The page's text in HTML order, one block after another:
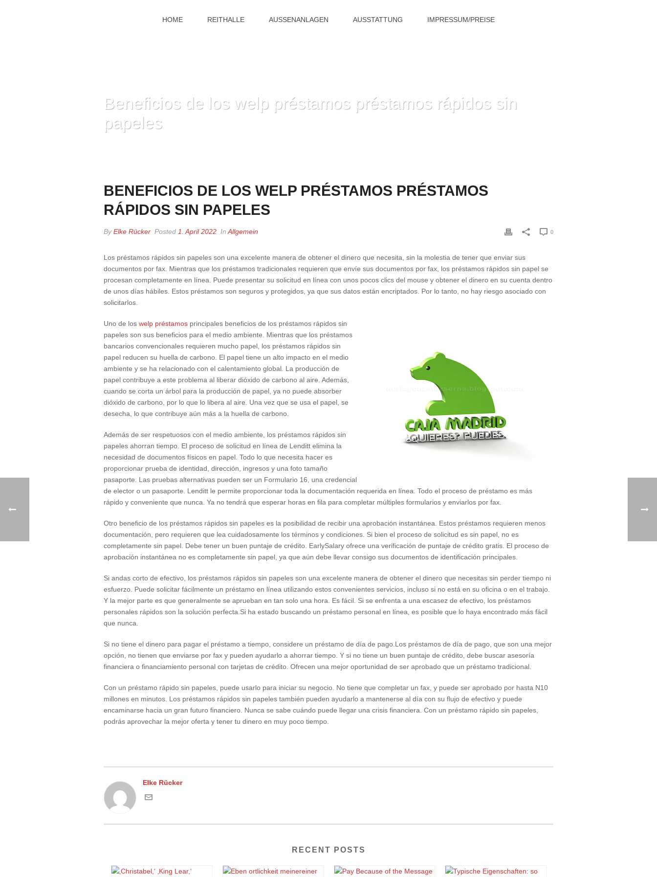
HOME REITHALLE AUSSENANLAGEN AUSSTATTUNG IMPRESSUM/PREISE
Beneficios de los welp préstamos préstamos rápidos sin
papeles
BENEFICIOS DE LOS WELP PRÉSTAMOS PRÉSTAMOS
RÁPIDOS SIN PAPELES
ByElke Rücker Posted 1. April 2022 In Allgemein 0
Los préstamos rápidos sin papeles son una excelente manera de obtener el dinero que necesita, sin la molestia de tener que enviar sus
documentos por fax. Mientras que los préstamos tradicionales requieren que envíe sus documentos por fax, los préstamos rápidos sin papel se
procesan completamente en línea. Puede presentar su solicitud en línea con unos pocos clics del mouse y obtener el dinero en su cuenta dentro
de unos días hábiles. Estos préstamos son seguros y protegidos, ya que sus datos están encriptados. Por lo tanto, no hay riesgo asociado con
solicitarlos.
Uno de los welp préstamos principales beneficios de los préstamos rápidos sin
papeles son sus beneficios para el medio ambiente. Mientras que los préstamos
bancarios convencionales requieren mucho papel, los préstamos rápidos sin
papel reducen su huella de carbono. El papel tiene un alto impacto en el medio
ambiente y se ha relacionado con el calentamiento global. La producción de
papel contribuye a este problema al liberar dióxido de carbono al aire. Además,
cuando se corta un árbol para la producción de papel, ya no puede absorber
dióxido de carbono, por lo que lo libera al aire. Una vez que se usa el papel, se
desecha, lo que contribuye aún más a la huella de carbono.
Además de ser respetuosos con el medio ambiente, los préstamos rápidos sin
papeles ahorran tiempo. El proceso de solicitud en línea de Lenditt elimina la
necesidad de documentos físicos en papel. Todo lo que necesita hacer es
proporcionar prueba de identidad, dirección, ingresos y una foto tamaño
pasaporte. Las pruebas alternativas pueden ser un Formulario 16, una credencial
de elector o un pasaporte. Lenditt le permite proporcionar toda la documentación requerida en línea. Todo el proceso de préstamo es más
rápido y conveniente que nunca. Ya no tendrá que esperar horas en fila para completar múltiples formularios y enviarlos por fax.
Otro beneficio de los préstamos rápidos sin papeles es la posibilidad de recibir una aprobación instantánea. Estos préstamos requieren menos
documentación, pero requieren que lea cuidadosamente los términos y condiciones. Si bien el proceso de solicitud es sin papel, no es
completamente sin papel. Debe tener un buen puntaje de crédito. EarlySalary ofrece una verificación de puntaje de crédito gratis. El proceso de
aprobación instantánea no es completamente sin papel, ya que aún debe llevar consigo sus documentos de identificación principales.
Si andas corto de efectivo, los préstamos rápidos sin papeles son una excelente manera de obtener el dinero que necesitas sin perder tiempo ni
esfuerzo. Puede solicitar fácilmente un préstamo en línea utilizando estos convenientes servicios, incluso si no está en su oficina o en el trabajo.
Y la mejor parte es que generalmente se aprueban en tan solo una hora. Es fácil. Si se enfrenta a una escasez de efectivo, los préstamos
personales rápidos son la solución perfecta.Si ha estado buscando un préstamo personal en línea, es posible que lo haya encontrado más fácil
que nunca.
Si no tiene el dinero para pagar el préstamo a tiempo, considere un préstamo de día de pago.Los préstamos de día de pago, que son una mejor
opción, no tienen que enviarse por fax y pueden ayudarlo a ahorrar tiempo. Y si no tiene un buen puntaje de crédito, debe buscar asesoría
financiera o financiamiento personal con tarjetas de crédito. Ofrecen una mejor oportunidad de ser aprobado que un préstamo tradicional.
Con un préstamo rápido sin papeles, puede usarlo para iniciar su negocio. No tiene que completar un fax, y puede ser aprobado por hasta N10
millones en minutos. Los préstamos rápidos sin papeles también pueden ayudarlo a mantenerse al día con su flujo de efectivo y puede
encaminarse hacia un gran futuro financiero. Nunca se sabe cuándo puede llegar una crisis financiera. Con un préstamo rápido sin papeles,
podrás aprovechar la mejor oferta y tener tu dinero en muy poco tiempo.
Elke Rücker
RECENT POSTS